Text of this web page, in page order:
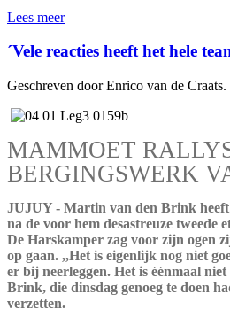
Lees meer
´Vele reacties heeft het hele
Geschreven door Enrico van de Craats.
MAMMOET
BERGINGSWERK
JUJUY - Martin van den Brink
na de voor hem desastreuze tweede
De Harskamper zag voor zijn ogen
op gaan. ,,Het is eigenlijk nog niet
er bij neerleggen. Het is éénmaal
Brink, die dinsdag genoeg te doen
verzetten.